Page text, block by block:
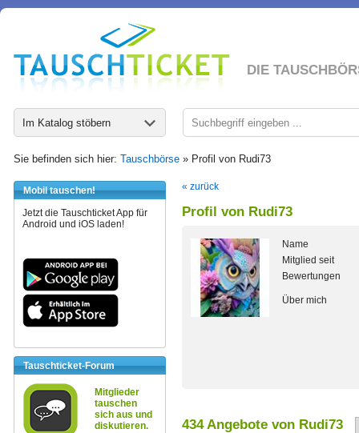
DIE
Im Katalog stöbern
Sie befinden sich hier: Tauschbörse » Profil von Rudi73
Mobil tauschen!
Jetzt die Tauschticket App für
Android und iOS laden!
Tauschticket-Forum
Mitglieder
tauschen
sich aus und
diskutieren.
« zurück
Profil von Rudi73
Name
Mitglied seit
Bewertungen
Über mich
434 Angebote von Rudi73